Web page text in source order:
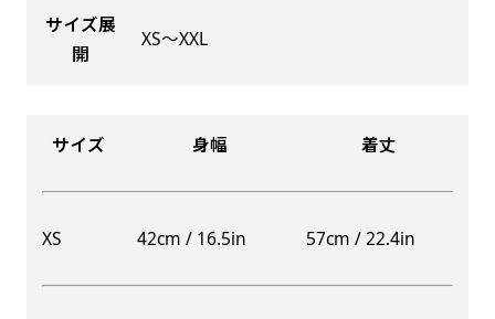
サイズ展
開
XS〜XXL
サイズ 身幅 着丈
XS 42cm / 16.5in 57cm / 22.4in
種のデザインを楽しむことができます。前からも
A面B面のデザイン変化を楽しんでお客様にアピ
長辺が180cm以内、短辺が60cm以内であれば自
幕の製作をお楽しみください